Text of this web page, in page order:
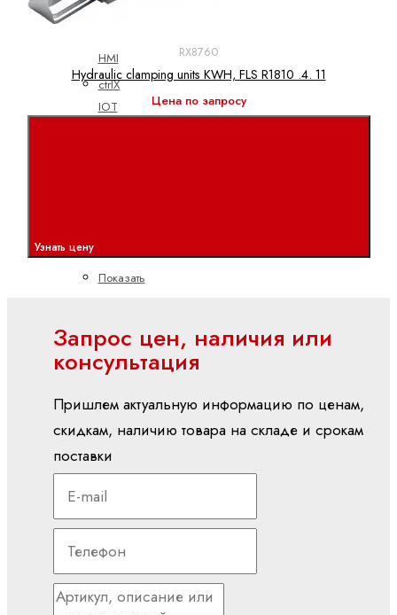
DRIVE
HMI
ctrlX
IOT
Показать
Встроенные
системы
управления
CML
ctrlX
XM
YM
вх./вых (I/O)
S20
(IP20)
S67E
RX8760
Hydraulic clamping units KWH, FLS R1810 .4. 11
Цена по запросу
Узнать цену
Запрос цен, наличия или
консультация
Пришлем актуальную информацию по ценам,
скидкам, наличию товара на складе и срокам
поставки